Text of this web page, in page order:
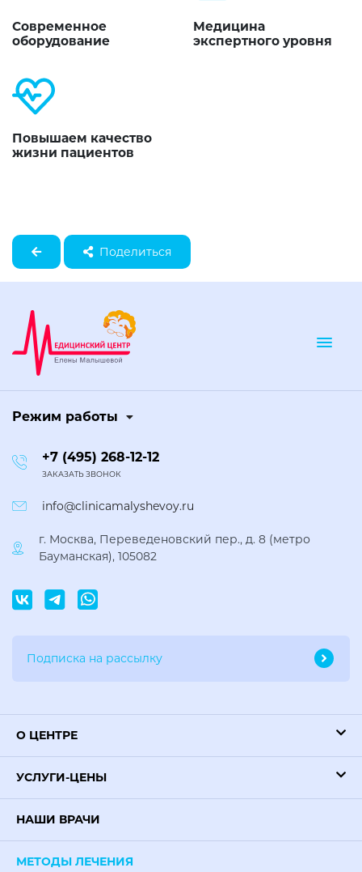
Современное
оборудование
Медицина
экспертного уровня
Повышаем качество
жизни пациентов
Поделиться
Режим работы
+7 (495) 268-12-12
ЗАКАЗАТЬ ЗВОНОК
info@clinicamalyshevoy.ru
г. Москва, Переведеновский пер., д. 8 (метро
Бауманская), 105082
О ЦЕНТРЕ
УСЛУГИ-ЦЕНЫ
НАШИ ВРАЧИ
МЕТОДЫ ЛЕЧЕНИЯ